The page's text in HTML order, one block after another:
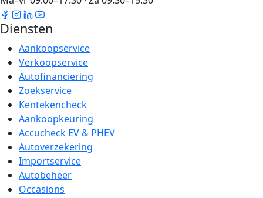
Diensten
Aankoopservice
Verkoopservice
Autofinanciering
Zoekservice
Kentekencheck
Aankoopkeuring
Accucheck EV & PHEV
Autoverzekering
Importservice
Autobeheer
Occasions